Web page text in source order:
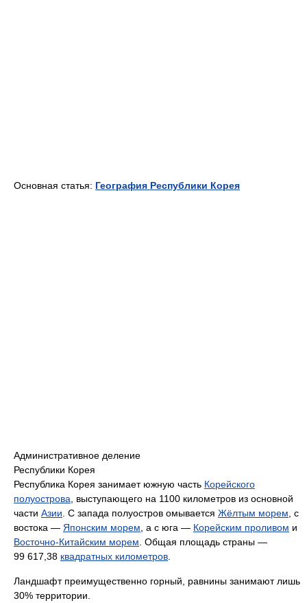
Основная статья: География Республики Корея
Административное деление
Республики Корея
Республика Корея занимает южную часть Корейского
полуострова , выступающего на 1100 километров из основной
части Азии . С запада полуостров омывается Жёлтым морем , с
востока — Японским морем , а с юга — Корейским проливом и
Восточно-Китайским морем . Общая площадь страны —
99 617,38 квадратных километров
Ландшафт преимущественно горный, равнины занимают лишь
30% территории.